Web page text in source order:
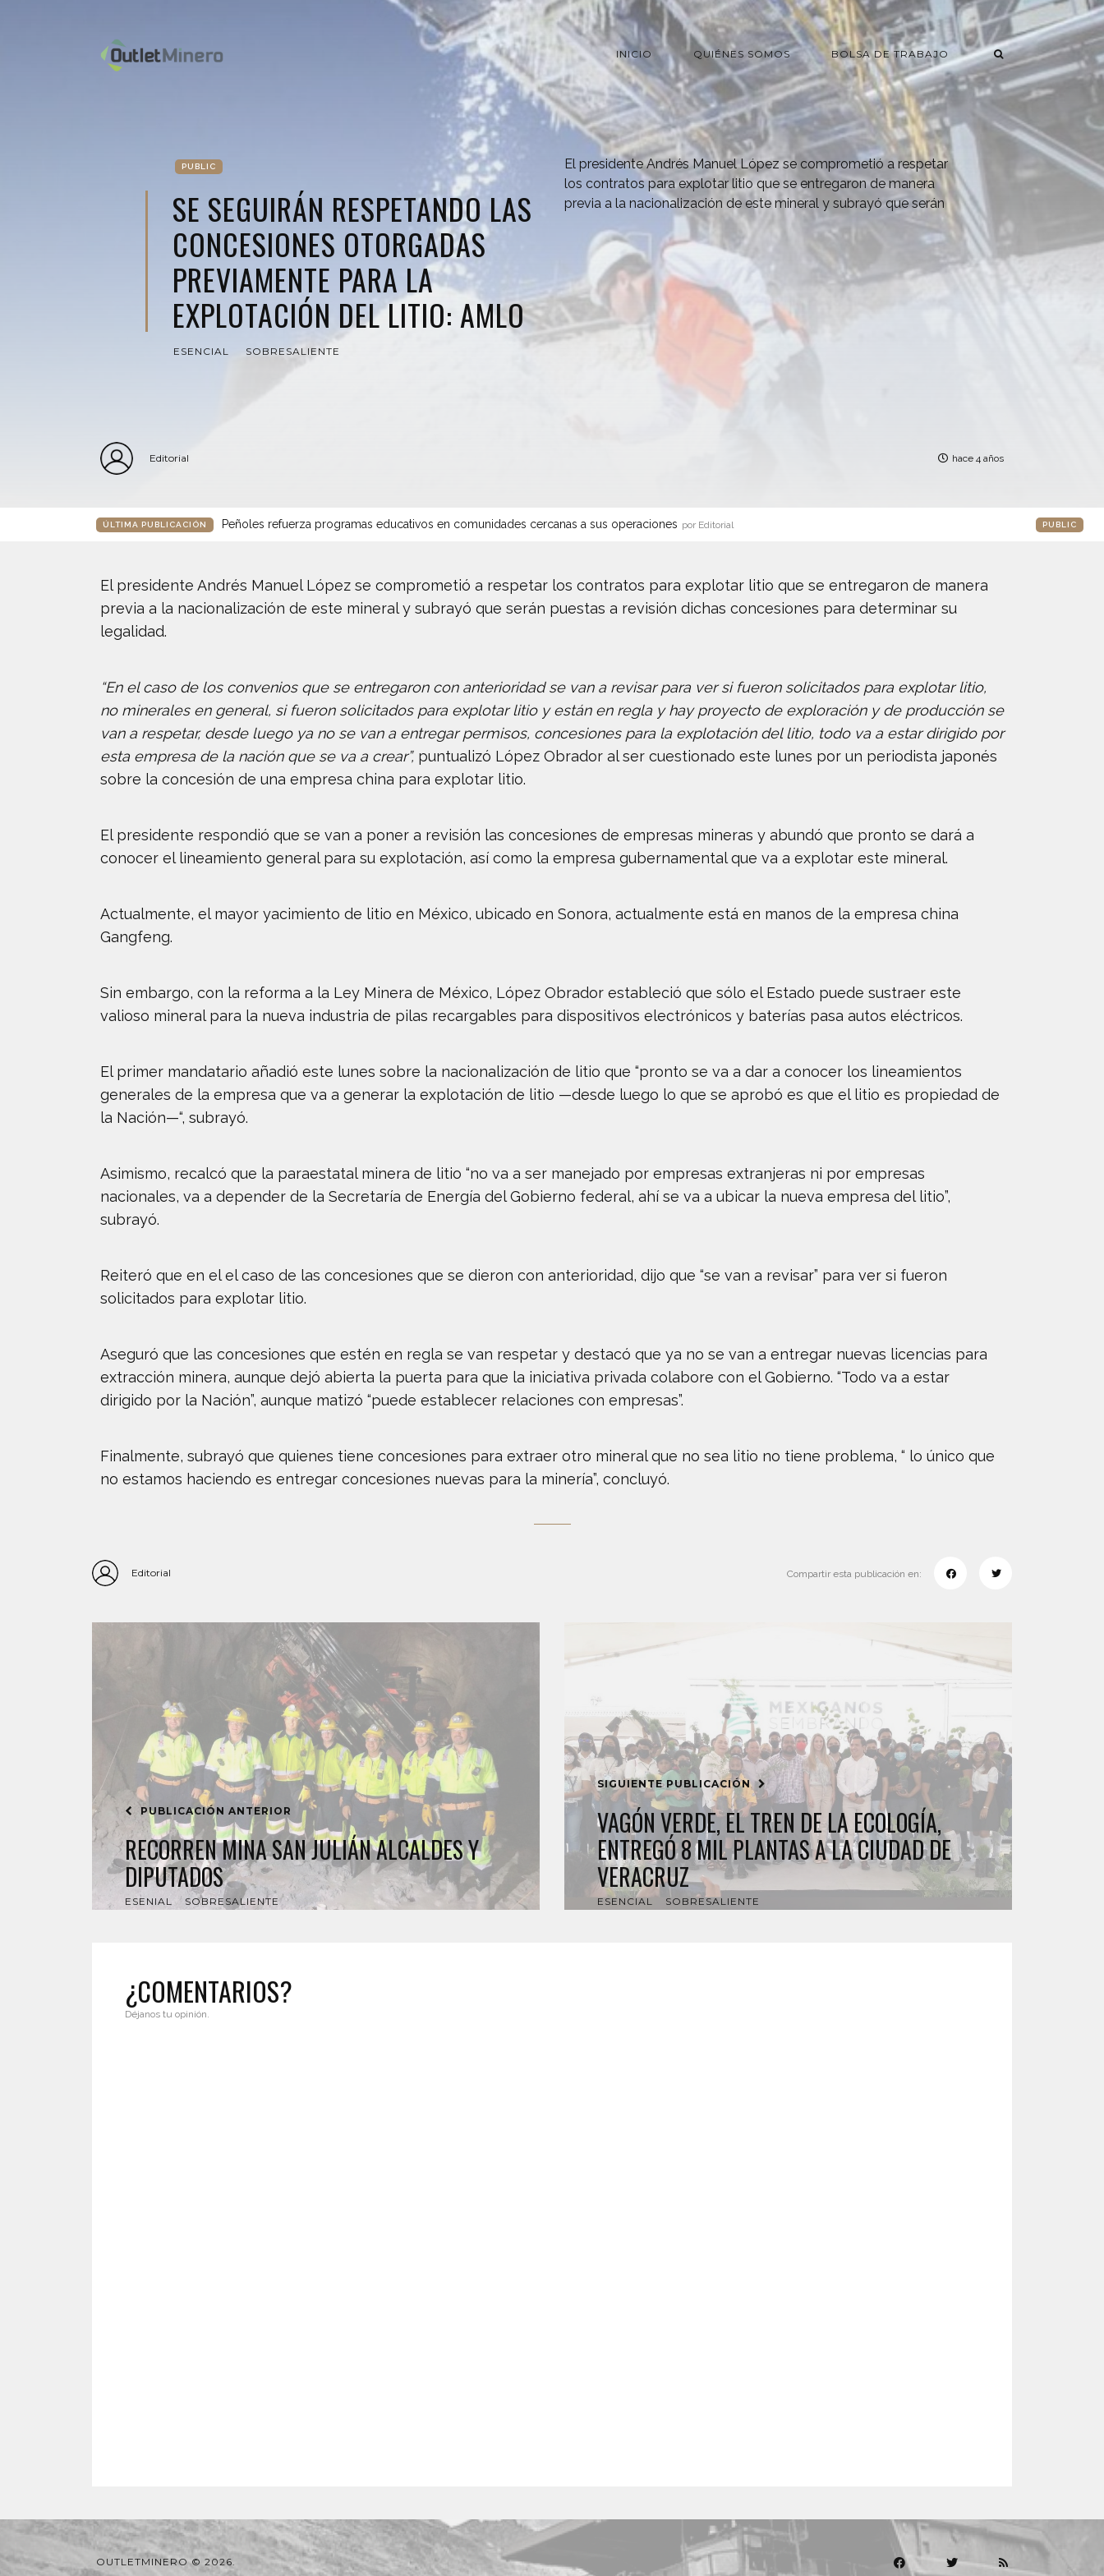
INICIO QUIÉNES SOMOS BOLSA DE TRABAJO
PUBLIC
SE SEGUIRÁN RESPETANDO LAS
CONCESIONES OTORGADAS
PREVIAMENTE PARA LA
EXPLOTACIÓN DEL LITIO: AMLO
ESENCIAL SOBRESALIENTE
El presidente Andrés Manuel López se comprometió a respetar
los contratos para explotar litio que se entregaron de manera
previa a la nacionalización de este mineral y subrayó que serán
Editorial hace 4 años
ÚLTIMA PUBLICACIÓN Peñoles refuerza programas educativos en comunidades cercanas a sus operaciones por Editorial PUBLIC
El presidente Andrés Manuel López se comprometió a respetar los contratos para explotar litio que se entregaron de manera
previa a la nacionalización de este mineral y subrayó que serán puestas a revisión dichas concesiones para determinar su
legalidad.
“En el caso de los convenios que se entregaron con anterioridad se van a revisar para ver si fueron solicitados para explotar litio,
no minerales en general, si fueron solicitados para explotar litio y están en regla y hay proyecto de exploración y de producción se
van a respetar, desde luego ya no se van a entregar permisos, concesiones para la explotación del litio, todo va a estar dirigido por
esta empresa de la nación que se va a crear”, puntualizó López Obrador al ser cuestionado este lunes por un periodista japonés
sobre la concesión de una empresa china para explotar litio.
El presidente respondió que se van a poner a revisión las concesiones de empresas mineras y abundó que pronto se dará a
conocer el lineamiento general para su explotación, así como la empresa gubernamental que va a explotar este mineral.
Actualmente, el mayor yacimiento de litio en México, ubicado en Sonora, actualmente está en manos de la empresa china
Gangfeng.
Sin embargo, con la reforma a la Ley Minera de México, López Obrador estableció que sólo el Estado puede sustraer este
valioso mineral para la nueva industria de pilas recargables para dispositivos electrónicos y baterías pasa autos eléctricos.
El primer mandatario añadió este lunes sobre la nacionalización de litio que “pronto se va a dar a conocer los lineamientos
generales de la empresa que va a generar la explotación de litio —desde luego lo que se aprobó es que el litio es propiedad de
la Nación—“, subrayó.
Asimismo, recalcó que la paraestatal minera de litio “no va a ser manejado por empresas extranjeras ni por empresas
nacionales, va a depender de la Secretaría de Energía del Gobierno federal, ahí se va a ubicar la nueva empresa del litio”,
subrayó.
Reiteró que en el el caso de las concesiones que se dieron con anterioridad, dijo que “se van a revisar” para ver si fueron
solicitados para explotar litio.
Aseguró que las concesiones que estén en regla se van respetar y destacó que ya no se van a entregar nuevas licencias para
extracción minera, aunque dejó abierta la puerta para que la iniciativa privada colabore con el Gobierno. “Todo va a estar
dirigido por la Nación”, aunque matizó “puede establecer relaciones con empresas”.
Finalmente, subrayó que quienes tiene concesiones para extraer otro mineral que no sea litio no tiene problema, “ lo único que
no estamos haciendo es entregar concesiones nuevas para la minería”, concluyó.
Editorial Compartir esta publicación en:
PUBLICACIÓN ANTERIOR
RECORREN MINA SAN JULIÁN ALCALDES Y
DIPUTADOS
ESENIAL SOBRESALIENTE
SIGUIENTE PUBLICACIÓN
VAGÓN VERDE, EL TREN DE LA ECOLOGÍA,
ENTREGÓ 8 MIL PLANTAS A LA CIUDAD DE
VERACRUZ
ESENCIAL SOBRESALIENTE
¿COMENTARIOS?
Déjanos tu opinión.
OUTLETMINERO © 2026.